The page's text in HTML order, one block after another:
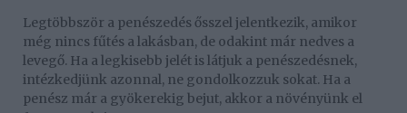
Legtöbbször a penészedés ősszel jelentkezik, amikor
még nincs fűtés a lakásban, de odakint már nedves a
levegő. Ha a legkisebb jelét is látjuk a penészedésnek,
intézkedjünk azonnal, ne gondolkozzuk sokat. Ha a
penész már a gyökerekig bejut, akkor a növényünk el